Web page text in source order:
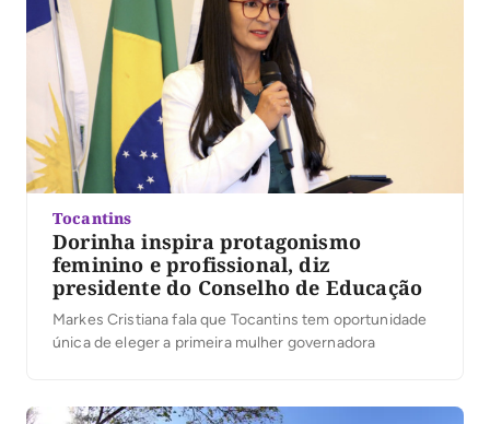
Tocantins
Dorinha inspira protagonismo
feminino e profissional, diz
presidente do Conselho de Educação
Markes Cristiana fala que Tocantins tem oportunidade
única de eleger a primeira mulher governadora